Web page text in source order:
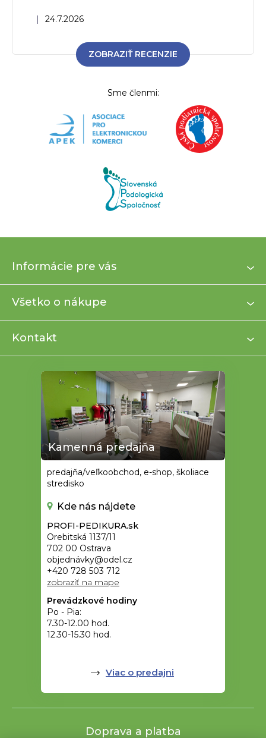
Hodnotenie obchodu je 5 z 5 hviezdičiek.
| 24.7.2026
ZOBRAZIŤ RECENZIE
Sme členmi:
p
t
Informácie pre vás
Všetko o nákupe
Kontakt
Kamenná predajňa
predajňa/veľkoobchod, e-shop, školiace
stredisko
Kde nás nájdete
PROFI-PEDIKURA.sk
Orebitská 1137/11
702 00 Ostrava
objednávky@odel.cz
+420 728 503 712
zobraziť na mape
Prevádzkové hodiny
Po - Pia:
7.30-12.00 hod.
12.30-15.30 hod.
Viac o predajni
Doprava a platba